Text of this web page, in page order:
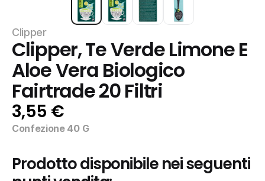
Clipper
Clipper, Te Verde Limone E
Aloe Vera Biologico
Fairtrade 20 Filtri
3,55 €
Confezione 40 G
Prodotto disponibile nei seguenti